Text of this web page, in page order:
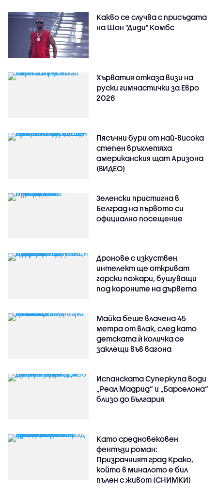
Какво се случва с присъдата
на Шон "Диди" Комбс
Хърватия отказа визи на
руски гимнастички за Евро
2026
Пясъчни бури от най-висока
степен връхлетяха
американския щат Аризона
(ВИДЕО)
Зеленски пристигна в
Белград на първото си
официално посещение
Дронове с изкуствен
интелект ще откриват
горски пожари, бушуващи
под короните на дървета
Майка беше влачена 45
метра от влак, след като
детската ѝ количка се
заклещи във вагона
Испанската Суперкупа води
„Реал Мадрид“ и „Барселона“
близо до България
Като средновековен
фентъзи роман:
Призрачният град Крако,
който в миналото е бил
пълен с живот (СНИМКИ)